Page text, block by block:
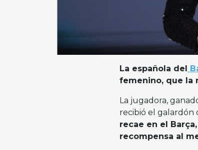
La española del
femenino, que la
La jugadora,
recibió el galardón
recae en el
recompensa al